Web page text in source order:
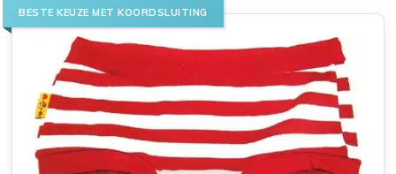
BESTE KEUZE MET KOORDSLUITING